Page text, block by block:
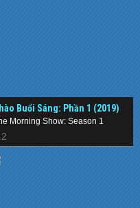
Buổi Sáng: Phần 1 (2019)
Morning Show: Season 1